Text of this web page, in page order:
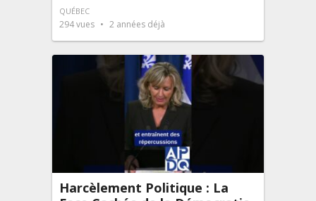
QUÉBEC
294vues 2 années déjà
Harcèlement Politique : La